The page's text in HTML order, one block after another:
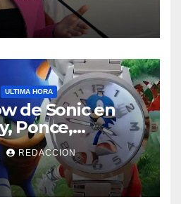
ULTIMA HORA
de Sonic en
Ponce,
Humacao,
para el que
REDACCION